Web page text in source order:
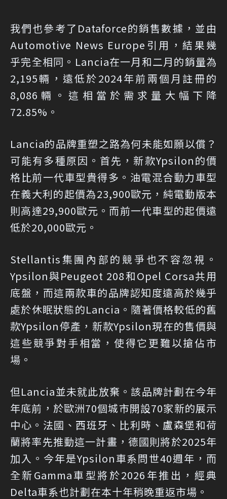
我們也參考了Dataforce的銷售數據，並由
Automotive News Europe引用，結果幾
乎完全相同。Lancia在一月和二月的銷量為
2,195輛，遠低於2024年前兩個月註冊的
8,086輛。這相當於需求量大幅下降
72.85%。
Lancia的品牌重塑之路為何未能如願以償？
可能有多種原因。首先，新款Ypsilon的價
格比前一代車型貴得多。油電混合動力車型
在義大利的起價為23,900歐元，純電動版本
則高達29,900歐元。而前一代車型的起價遠
低於20,000歐元。
Stellantis集團內部的競爭也不容忽視。
Ypsilon與Peugeot 208和Opel Corsa共用
底盤，而這兩款車的品牌認知度遠高於幾乎
處於休眠狀態的Lancia。隨著價格較低的舊
款Ypsilon停產，新款Ypsilon現在的售價與
這些競爭對手相當，使得它更難以搶佔市
場。
但Lancia並未就此放棄。該品牌計劃在今年
年底前，於歐洲70個城市開設70家新的展示
中心。法國、西班牙、比利時、盧森堡和荷
蘭將率先推動這一計畫，德國則將於2025年
加入。今年是Ypsilon車系問世40週年，而
全新Gamma車型將於2026年推出，經典
Delta車系也計劃在本十年稍晚重返市場。